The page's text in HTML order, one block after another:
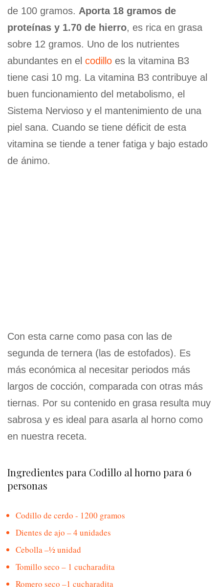
de 100 gramos. Aporta 18 gramos de
proteínas y 1.70 de hierro, es rica en grasa
sobre 12 gramos. Uno de los nutrientes
abundantes en el codillo es la vitamina B3
tiene casi 10 mg. La vitamina B3 contribuye al
buen funcionamiento del metabolismo, el
Sistema Nervioso y el mantenimiento de una
piel sana. Cuando se tiene déficit de esta
vitamina se tiende a tener fatiga y bajo estado
de ánimo.
Con esta carne como pasa con las de
segunda de ternera (las de estofados). Es
más económica al necesitar periodos más
largos de cocción, comparada con otras más
tiernas. Por su contenido en grasa resulta muy
sabrosa y es ideal para asarla al horno como
en nuestra receta.
Ingredientes para Codillo al horno para 6
personas
Codillo de cerdo - 1200 gramos
Dientes de ajo – 4 unidades
Cebolla –½ unidad
Tomillo seco – 1 cucharadita
Romero seco –1 cucharadita